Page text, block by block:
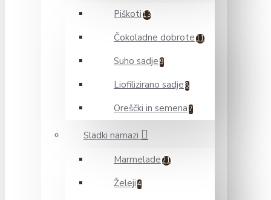
Piškoti 13
Čokoladne dobrote 11
Suho sadje 9
Liofilizirano sadje 8
Oreščki in semena 7
Sladki namazi
Marmelade 21
Želeji 4